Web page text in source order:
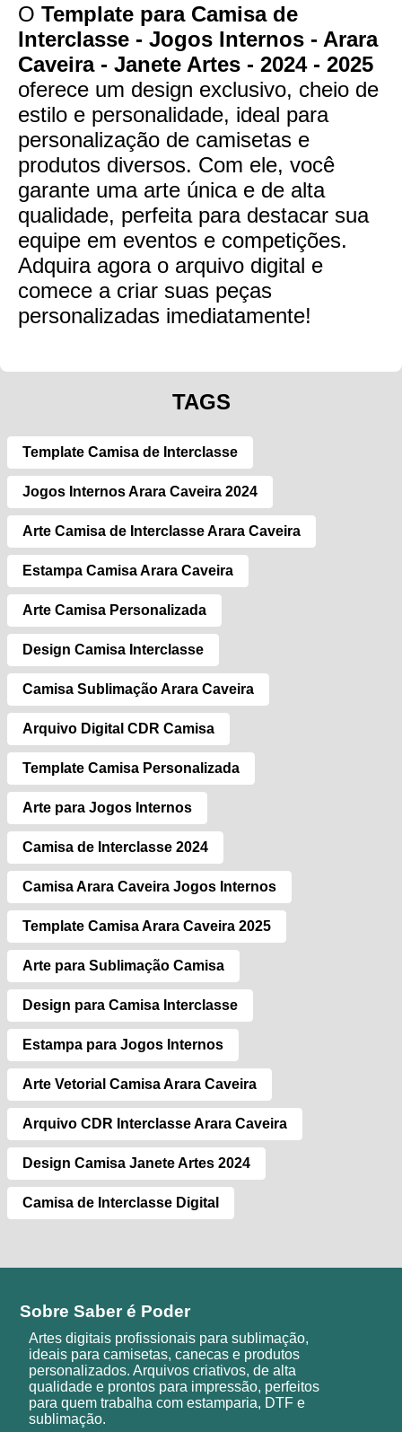
O Template para Camisa de
Interclasse - Jogos Internos - Arara
Caveira - Janete Artes - 2024 - 2025
oferece um design exclusivo, cheio de
estilo e personalidade, ideal para
personalização de camisetas e
produtos diversos. Com ele, você
garante uma arte única e de alta
qualidade, perfeita para destacar sua
equipe em eventos e competições.
Adquira agora o arquivo digital e
comece a criar suas peças
personalizadas imediatamente!
TAGS
Template Camisa de Interclasse
Jogos Internos Arara Caveira 2024
Arte Camisa de Interclasse Arara Caveira
Estampa Camisa Arara Caveira
Arte Camisa Personalizada
Design Camisa Interclasse
Camisa Sublimação Arara Caveira
Arquivo Digital CDR Camisa
Template Camisa Personalizada
Arte para Jogos Internos
Camisa de Interclasse 2024
Camisa Arara Caveira Jogos Internos
Template Camisa Arara Caveira 2025
Arte para Sublimação Camisa
Design para Camisa Interclasse
Estampa para Jogos Internos
Arte Vetorial Camisa Arara Caveira
Arquivo CDR Interclasse Arara Caveira
Design Camisa Janete Artes 2024
Camisa de Interclasse Digital
Sobre Saber é Poder
Artes digitais profissionais para sublimação,
ideais para camisetas, canecas e produtos
personalizados. Arquivos criativos, de alta
qualidade e prontos para impressão, perfeitos
para quem trabalha com estamparia, DTF e
sublimação.